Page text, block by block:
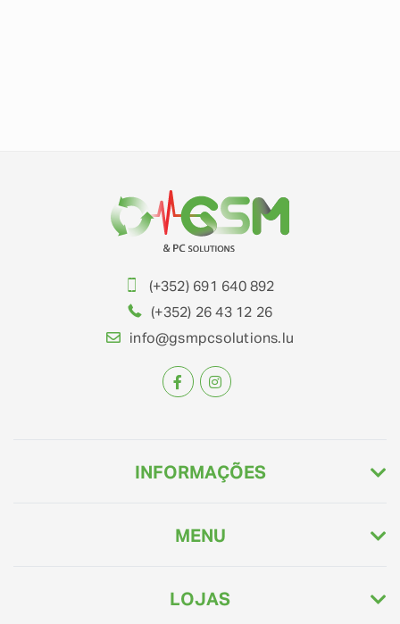
(+352) 691 640 892
(+352) 26 43 12 26
info@gsmpcsolutions.lu
INFORMAÇÕES
MENU
LOJAS